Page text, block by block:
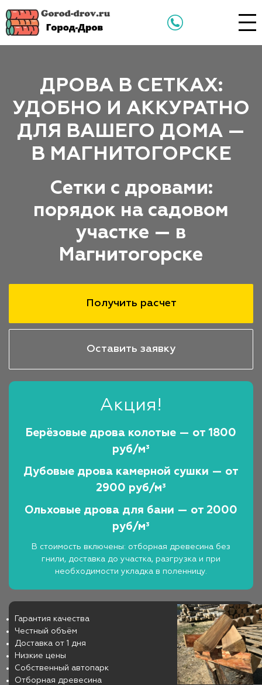
ДРОВА В СЕТКАХ:
УДОБНО И АККУРАТНО
ДЛЯ ВАШЕГО ДОМА —
В МАГНИТОГОРСКЕ
Сетки с дровами:
порядок на садовом
участке — в
Магнитогорске
Получить расчет
Оставить заявку
Акция!
Берёзовые дрова колотые — от 1800
руб/м³
Дубовые дрова камерной сушки — от
2900 руб/м³
Ольховые дрова для бани — от 2000
руб/м³
В стоимость включены: отборная древесина без
гнили, доставка до участка, разгрузка и при
необходимости укладка в поленницу.
Гарантия качества
Честный объём
Доставка от 1 дня
Низкие цены
Собственный автопарк
Отборная древесина